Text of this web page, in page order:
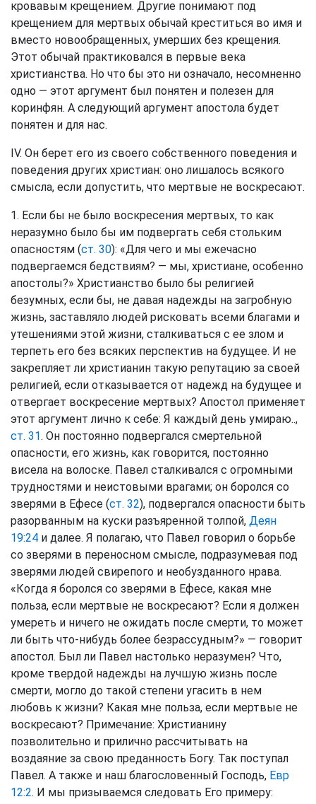
кровавым крещением. Другие понимают под
крещением для мертвых обычай креститься во имя и
вместо новообращенных, умерших без крещения.
Этот обычай практиковался в первые века
христианства. Но что бы это ни означало, несомненно
одно — этот аргумент был понятен и полезен для
коринфян. А следующий аргумент апостола будет
понятен и для нас.
IV. Он берет его из своего собственного поведения и
поведения других христиан: оно лишалось всякого
смысла, если допустить, что мертвые не воскресают.
1. Если бы не было воскресения мертвых, то как
неразумно было бы им подвергать себя стольким
опасностям (ст. 30): «Для чего и мы ежечасно
подвергаемся бедствиям? — мы, христиане, особенно
апостолы?» Христианство было бы религией
безумных, если бы, не давая надежды на загробную
жизнь, заставляло людей рисковать всеми благами и
утешениями этой жизни, сталкиваться с ее злом и
терпеть его без всяких перспектив на будущее. И не
закрепляет ли христианин такую репутацию за своей
религией, если отказывается от надежд на будущее и
отвергает воскресение мертвых? Апостол применяет
этот аргумент лично к себе: Я каждый день умираю..,
ст. 31. Он постоянно подвергался смертельной
опасности, его жизнь, как говорится, постоянно
висела на волоске. Павел сталкивался с огромными
трудностями и неистовыми врагами; он боролся со
зверями в Ефесе (ст. 32), подвергался опасности быть
разорванным на куски разъяренной толпой, Деян
19:24 и далее. Я полагаю, что Павел говорил о борьбе
со зверями в переносном смысле, подразумевая под
зверями людей свирепого и необузданного нрава.
«Когда я боролся со зверями в Ефесе, какая мне
польза, если мертвые не воскресают? Если я должен
умереть и ничего не ожидать после смерти, то может
ли быть что-нибудь более безрассудным?» — говорит
апостол. Был ли Павел настолько неразумен? Что,
кроме твердой надежды на лучшую жизнь после
смерти, могло до такой степени угасить в нем
любовь к жизни? Какая мне польза, если мертвые не
воскресают? Примечание: Христианину
позволительно и прилично рассчитывать на
воздаяние за свою преданность Богу. Так поступал
Павел. А также и наш благословенный Господь, Евр
12:2. И мы призываемся следовать Его примеру: